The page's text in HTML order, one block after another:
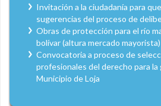
Invitación a la ciudadanía para
sugerencias del proceso de
Obras de protección para el río
bolívar (altura mercado mayorista)
Convocatoria a proceso de
profesionales del derecho para
Municipio de Loja